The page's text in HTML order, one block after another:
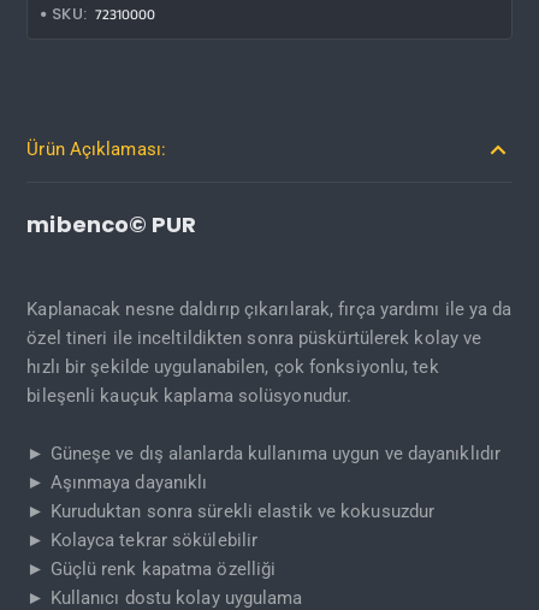
SKU: 72310000
Ürün Açıklaması:
mibenco© PUR
Kaplanacak nesne daldırıp çıkarılarak, fırça yardımı ile ya da
özel tineri ile inceltildikten sonra püskürtülerek kolay ve
hızlı bir şekilde uygulanabilen, çok fonksiyonlu, tek
bileşenli kauçuk kaplama solüsyonudur.
► Güneşe ve dış alanlarda kullanıma uygun ve dayanıklıdır
► Aşınmaya dayanıklı
► Kuruduktan sonra sürekli elastik ve kokusuzdur
► Kolayca tekrar sökülebilir
► Güçlü renk kapatma özelliği
► Kullanıcı dostu kolay uygulama